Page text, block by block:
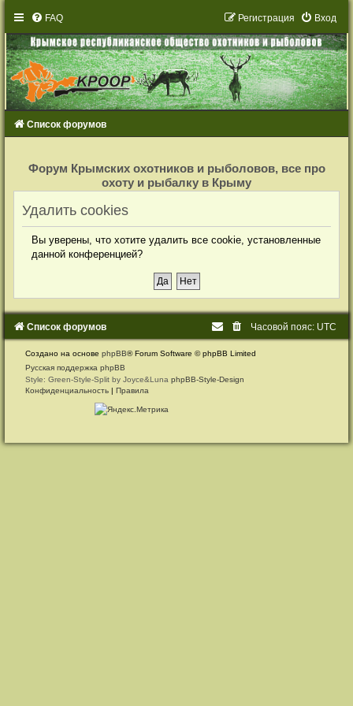
FAQ Вход
Регистрация
Список форумов
с
т
р
Форум Крымских охотников и рыболовов, все про
охоту и рыбалку в Крыму
Удалить cookies
Вы уверены, что хотите удалить все cookie, установленные
данной конференцией?
Список форумов Часовой пояс: UTC
Создано на основеphpBB® Forum Software © phpBB Limited
Русская поддержка phpBB
Style: Green-Style-Split by Joyce&LunaphpBB-Style-Design
Конфиденциальность |Правила